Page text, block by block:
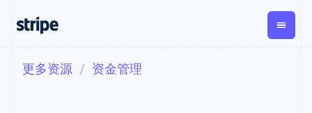
支付 营收
按企业阶段
文档学习
更多资源 资金管理